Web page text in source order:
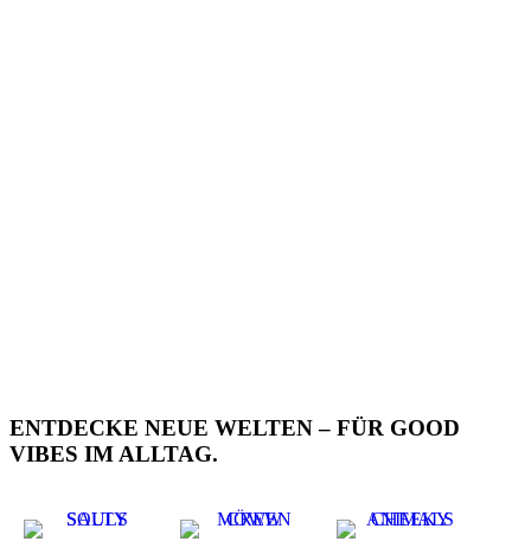
ENTDECKE NEUE WELTEN – FÜR GOOD
VIBES IM ALLTAG.